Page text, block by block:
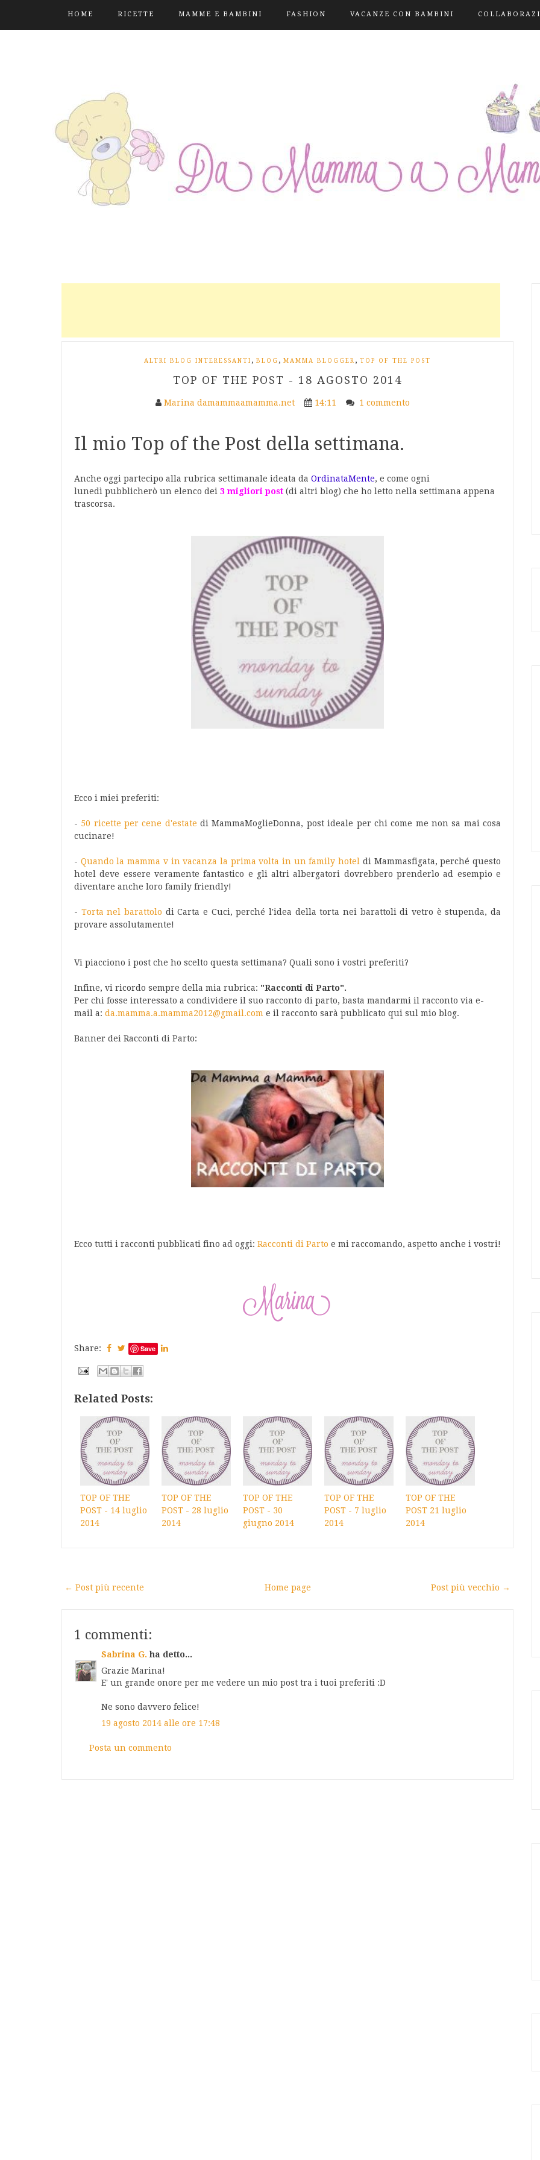
HOME RICETTE MAMME E BAMBINI FASHION VACANZE CON BAMBINI
ALTRI BLOG INTERESSANTI , BLOG , MAMMA BLOGGER , TOP OF THE POST
TOP OF THE POST - 18 AGOSTO 2014
Marina damammaamamma.net 14:11 1 commento
Il mio Top of the Post della settimana.
Anche oggi partecipo alla rubrica settimanale ideata da OrdinataMente, e come ogni
lunedì pubblicherò un elenco dei 3 migliori post (di altri blog) che ho letto nella settimana appena
trascorsa.
Ecco i miei preferiti:
- 50 ricette per cene d'estate di MammaMoglieDonna, post ideale per chi come me non sa mai cosa
cucinare!
- Quando la mamma v in vacanza la prima volta in un family hotel di Mammasfigata, perché questo
hotel deve essere veramente fantastico e gli altri albergatori dovrebbero prenderlo ad esempio e
diventare anche loro family friendly!
- Torta nel barattolo di Carta e Cuci, perché l'idea della torta nei barattoli di vetro è stupenda, da
provare assolutamente!
Vi piacciono i post che ho scelto questa settimana? Quali sono i vostri preferiti?
Infine, vi ricordo sempre della mia rubrica: "Racconti di Parto".
Per chi fosse interessato a condividere il suo racconto di parto, basta mandarmi il racconto via e-
mail a: da.mamma.a.mamma2012@gmail.com e il racconto sarà pubblicato qui sul mio blog.
Banner dei Racconti di Parto:
Ecco tutti i racconti pubblicati fino ad oggi: Racconti di Parto e mi raccomando, aspetto anche i vostri!
Share: Save
Related Posts:
TOP OF THE
POST - 14 luglio
2014
TOP OF THE
POST - 28 luglio
2014
TOP OF THE
POST - 30
giugno 2014
TOP OF THE
POST - 7 luglio
2014
TOP OF THE
POST 21 luglio
2014
← Post più recente Post più vecchio →
Home page
1 commenti:
Sabrina G. ha detto...
Grazie Marina!
E' un grande onore per me vedere un mio post tra i tuoi preferiti :D
Ne sono davvero felice!
19 agosto 2014 alle ore 17:48
Posta un commento